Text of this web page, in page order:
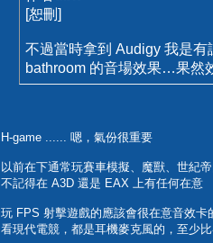
[恕刪]
不過當時拿到 Audigy 我是
bathroom 的音場效果…果然
H-game ...... 嗯，氣份很重要
以前在下通常玩賽車模擬、魔獸、世紀
不記得在 A3D 還是 EAX 上有任何在意
玩 FPS 射擊遊戲的應該會很在意音效卡
看現代電競，都是耳機麥克風的，至少